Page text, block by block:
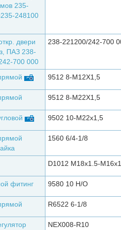
235-
248100
двери
ПАЗ 238-
700 000
238-221200/242-700
9512 8-M12X1,5
9512 8-М22Х1,5
9502 10-M22x1,5
1560 6/4-1/8
D1012 M18x1.5-
фитинг 9580 10 Н/О
R6522 6-1/8
NEX008-R10